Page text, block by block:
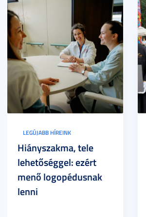
LEGÚJABB HÍREINK
Hiányszakma, tele
lehetőséggel: ezért
menő logopédusnak
lenni